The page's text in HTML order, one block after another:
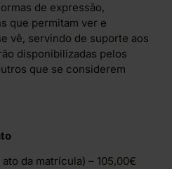
de expressão,
que permitam ver e
vê, servindo de suporte aos
disponibilizadas pelos
que se considerem
da matrícula) – 105,00€